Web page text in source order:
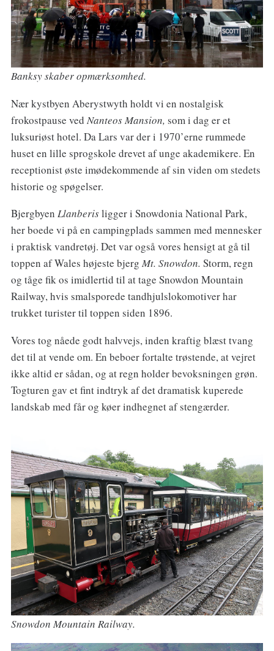
Banksy skaber opmærksomhed.
Nær kystbyen Aberystwyth holdt vi en nostalgisk
frokostpause ved Nanteos Mansion, som i dag er et
luksuriøst hotel. Da Lars var der i 1970’erne rummede
huset en lille sprogskole drevet af unge akademikere. En
receptionist øste imødekommende af sin viden om stedets
historie og spøgelser.
Bjergbyen Llanberisligger i Snowdonia National Park,
her boede vi på en campingplads sammen med mennesker
i praktisk vandretøj. Det var også vores hensigt at gå til
toppen af Wales højeste bjerg Mt. Snowdon. Storm, regn
og tåge fik os imidlertid til at tage Snowdon Mountain
Railway, hvis smalsporede tandhjulslokomotiver har
trukket turister til toppen siden 1896.
Vores tog nåede godt halvvejs, inden kraftig blæst tvang
det til at vende om. En beboer fortalte trøstende, at vejret
ikke altid er sådan, og at regn holder bevoksningen grøn.
Togturen gav et fint indtryk af det dramatisk kuperede
landskab med får og køer indhegnet af stengærder.
Snowdon Mountain Railway.